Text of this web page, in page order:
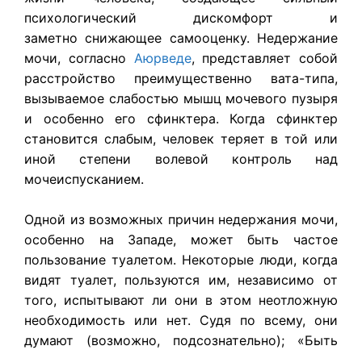
психологический дискомфорт и
заметно снижающее самооценку. Недержание
мочи, согласно Аюрведе, представляет собой
расстройство преимущественно вата-типа,
вызываемое слабостью мышц мочевого пузыря
и особенно его сфинктера. Когда сфинктер
становится слабым, человек теряет в той или
иной степени волевой контроль над
мочеиспусканием.
Одной из возможных причин недержания мочи,
особенно на Западе, может быть частое
пользование туалетом. Некоторые люди, когда
видят туалет, пользуются им, независимо от
того, испытывают ли они в этом неотложную
необходимость или нет. Судя по всему, они
думают (возможно, подсознательно); «Быть